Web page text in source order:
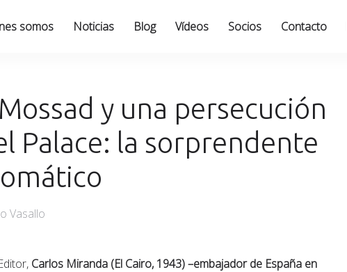
somos Noticias Blog Vídeos Socios Contacto
y una persecución
Palace: la sorprendente
Vasallo
Carlos Miranda (El Cairo, 1943) –embajador de España en